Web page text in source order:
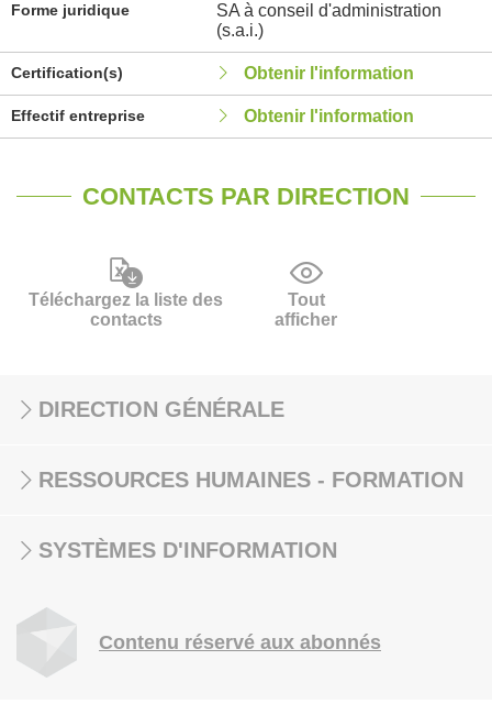
Forme juridique
SA à conseil d'administration
(s.a.i.)
Certification(s) Obtenir l'information
Effectif entreprise Obtenir l'information
CONTACTS PAR DIRECTION
Téléchargez la liste des
contacts
Tout
afficher
DIRECTION GÉNÉRALE
RESSOURCES HUMAINES - FORMATION
SYSTÈMES D'INFORMATION
Contenu réservé aux abonnés